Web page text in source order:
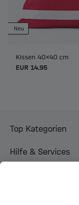
Neu
Kissen 40x40 cm
EUR 14.95
Top Kategorien
Hilfe & Services